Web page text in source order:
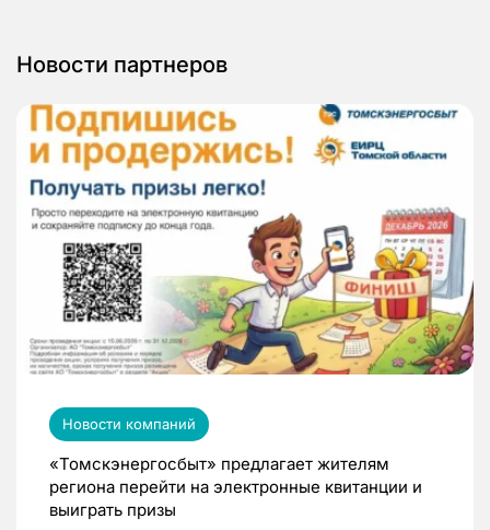
Новости партнеров
Новости компаний
«Томскэнергосбыт» предлагает жителям
региона перейти на электронные квитанции и
выиграть призы